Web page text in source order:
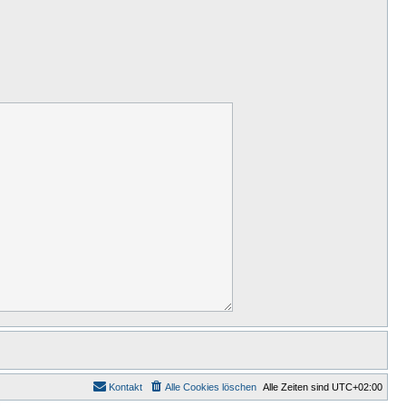
Alle Zeiten sind UTC+02:00
Alle Cookies löschen
Kontakt